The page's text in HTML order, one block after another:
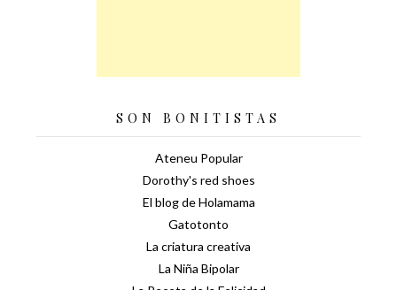
SON BONITISTAS
Ateneu Popular
Dorothy's red shoes
El blog de Holamama
Gatotonto
La criatura creativa
La Niña Bipolar